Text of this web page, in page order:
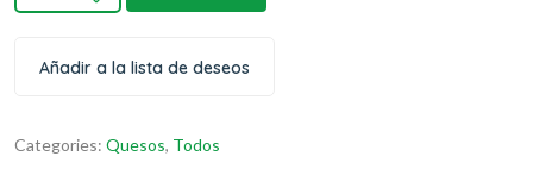
Añadir a la lista de deseos
Categories: Quesos, Todos